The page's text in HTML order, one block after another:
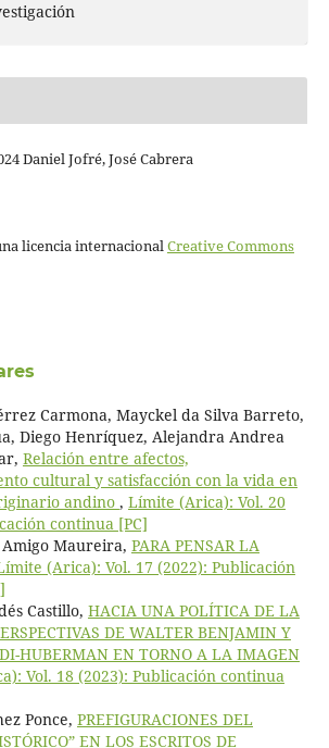
Daniel Jofré, José Cabrera
licencia internacionalCreative Commons
Carmona, Mayckel da Silva Barreto,
Diego Henríquez, Alejandra Andrea
Relación entre afectos,
cultural y satisfacción con la vida en
andino , Límite (Arica): Vol. 20
continua [PC]
Maureira, PARA PENSAR LA
(Arica): Vol. 17 (2022): Publicación
Castillo, HACIA UNA POLÍTICA DE LA
DE WALTER BENJAMIN Y
HUBERMAN EN TORNO A LA IMAGEN
Vol. 18 (2023): Publicación continua
Ponce, PREFIGURACIONES DEL
EN LOS ESCRITOS DE